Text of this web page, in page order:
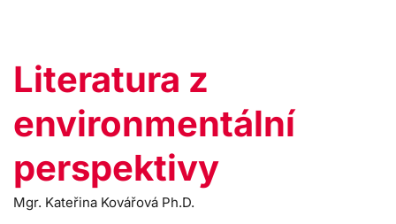
Literatura z
environmentální
perspektivy
Mgr. Kateřina Kovářová Ph.D.